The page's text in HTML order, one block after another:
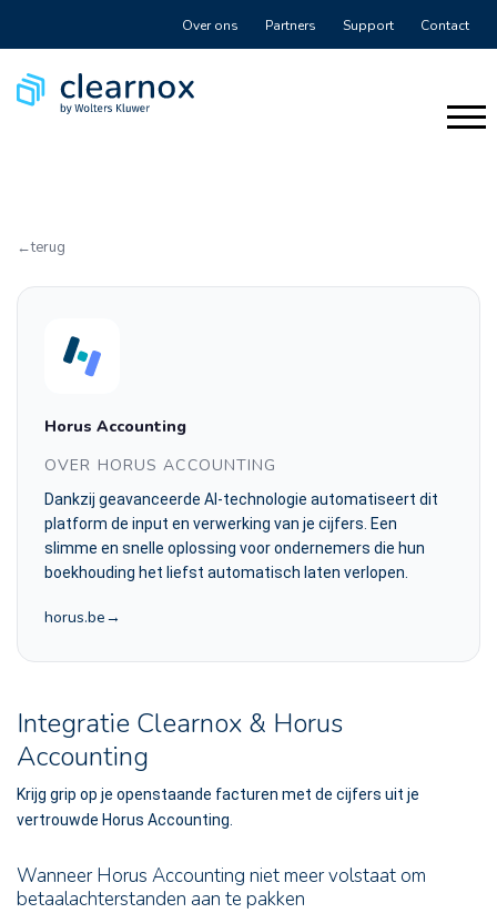
Over ons Partners Support Contact
terug
Horus Accounting
OVER HORUS ACCOUNTING
Dankzij geavanceerde AI-technologie automatiseert dit
platform de input en verwerking van je cijfers. Een
slimme en snelle oplossing voor ondernemers die hun
boekhouding het liefst automatisch laten verlopen.
horus.be
Integratie Clearnox & Horus
Accounting
Krijg grip op je openstaande facturen met de cijfers uit je
vertrouwde Horus Accounting.
Wanneer Horus Accounting niet meer volstaat om
betaalachterstanden aan te pakken